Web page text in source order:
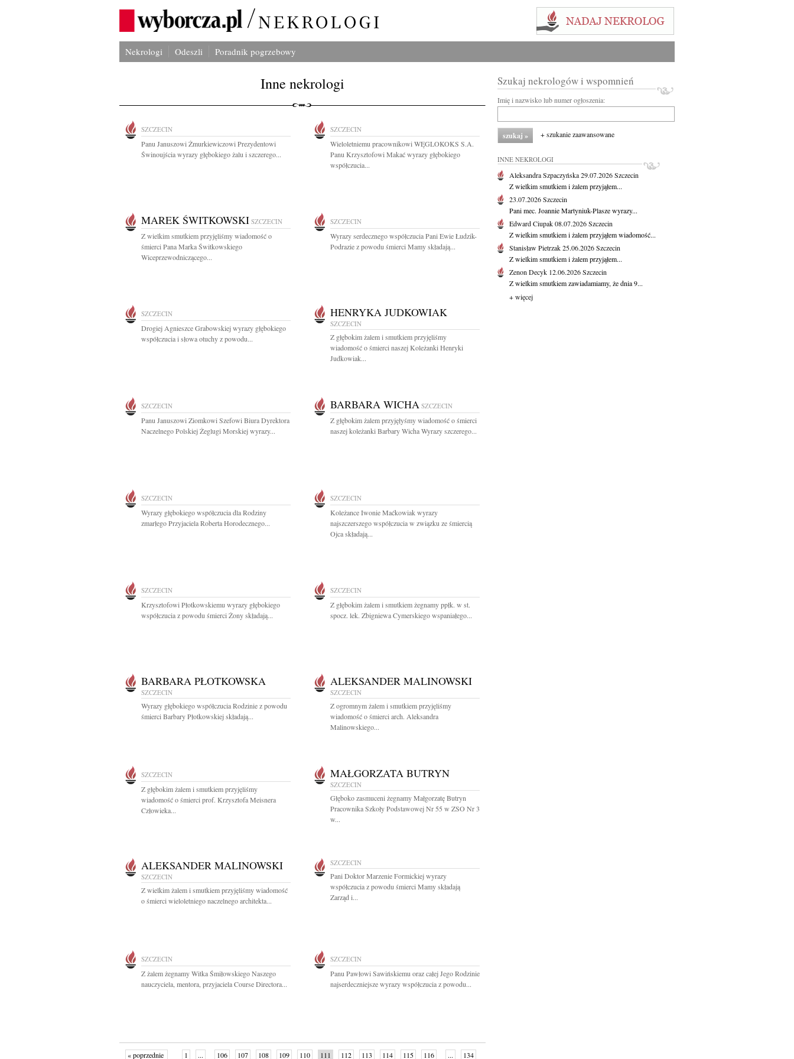
Nekrologi Odeszli Poradnik pogrzebowy
Inne nekrologi
SZCZECIN
Panu Januszowi Żmurkiewiczowi Prezydentowi
Świnoujścia wyrazy głębokiego żalu i szczerego...
SZCZECIN
Wieloletniemu pracownikowi WĘGLOKOKS S.A.
Panu Krzysztofowi Makać wyrazy głębokiego
współczucia...
MAREK ŚWITKOWSKI SZCZECIN
Z wielkim smutkiem przyjęliśmy wiadomość o
śmierci Pana Marka Świtkowskiego
Wiceprzewodniczącego...
SZCZECIN
Wyrazy serdecznego współczucia Pani Ewie Łudzik-
Podrazie z powodu śmierci Mamy składają...
SZCZECIN
Drogiej Agnieszce Grabowskiej wyrazy głębokiego
współczucia i słowa otuchy z powodu...
HENRYKA JUDKOWIAK
SZCZECIN
Z głębokim żalem i smutkiem przyjęliśmy
wiadomość o śmierci naszej Koleżanki Henryki
Judkowiak...
SZCZECIN
Panu Januszowi Ziomkowi Szefowi Biura Dyrektora
Naczelnego Polskiej Żeglugi Morskiej wyrazy...
BARBARA WICHA SZCZECIN
Z głębokim żalem przyjęłyśmy wiadomość o śmierci
naszej koleżanki Barbary Wicha Wyrazy szczerego...
SZCZECIN
Wyrazy głębokiego współczucia dla Rodziny
zmarłego Przyjaciela Roberta Horodecznego...
SZCZECIN
Koleżance Iwonie Maćkowiak wyrazy
najszczerszego współczucia w związku ze śmiercią
Ojca składają...
SZCZECIN
Krzysztofowi Płotkowskiemu wyrazy głębokiego
współczucia z powodu śmierci Żony składają...
SZCZECIN
Z głębokim żalem i smutkiem żegnamy ppłk. w st.
spocz. lek. Zbigniewa Cymerskiego wspaniałego...
BARBARA PŁOTKOWSKA
SZCZECIN
Wyrazy głębokiego współczucia Rodzinie z powodu
śmierci Barbary Płotkowskiej składają...
ALEKSANDER MALINOWSKI
SZCZECIN
Z ogromnym żalem i smutkiem przyjęliśmy
wiadomość o śmierci arch. Aleksandra
Malinowskiego...
SZCZECIN
Z głębokim żalem i smutkiem przyjęliśmy
wiadomość o śmierci prof. Krzysztofa Meisnera
Człowieka...
MAŁGORZATA BUTRYN
SZCZECIN
Głęboko zasmuceni żegnamy Małgorzatę Butryn
Pracownika Szkoły Podstawowej Nr 55 w ZSO Nr 3
w...
ALEKSANDER MALINOWSKI
SZCZECIN
Z wielkim żalem i smutkiem przyjęliśmy wiadomość
o śmierci wieloletniego naczelnego architekta...
SZCZECIN
Pani Doktor Marzenie Formickiej wyrazy
współczucia z powodu śmierci Mamy składają
Zarząd i...
SZCZECIN
Z żalem żegnamy Witka Śmiłowskiego Naszego
nauczyciela, mentora, przyjaciela Course Directora...
SZCZECIN
Panu Pawłowi Sawińskiemu oraz całej Jego Rodzinie
najserdeczniejsze wyrazy współczucia z powodu...
« poprzednie 1 ... 106 107 108 109 110 111 112 113 114 115 116 ... 134
Szukaj nekrologów i wspomnień
Imię i nazwisko lub numer ogłoszenia:
+ szukanie zaawansowane
INNE NEKROLOGI
Aleksandra Szpaczyńska29.07.2026Szczecin
Z wielkim smutkiem i żalem przyjąłem...
23.07.2026Szczecin
Pani mec. Joannie Martyniuk-Plasze wyrazy...
Edward Ciupak08.07.2026Szczecin
Z wielkim smutkiem i żalem przyjąłem wiadomość...
Stanisław Pietrzak25.06.2026Szczecin
Z wielkim smutkiem i żalem przyjąłem...
Zenon Decyk 12.06.2026Szczecin
Z wielkim smutkiem zawiadamiamy, że dnia 9...
+ więcej